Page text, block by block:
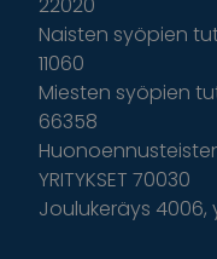
Naisten syöpien
11060
Miesten syöpien
66358
YRITYKSET 70030
Joulukeräys 4006,